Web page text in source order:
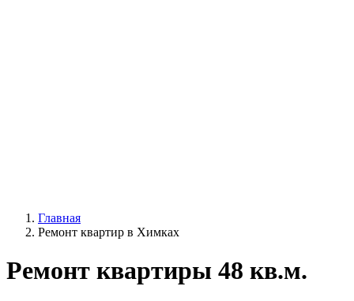
Главная
Ремонт квартир в Химках
Ремонт квартиры 48 кв.м.